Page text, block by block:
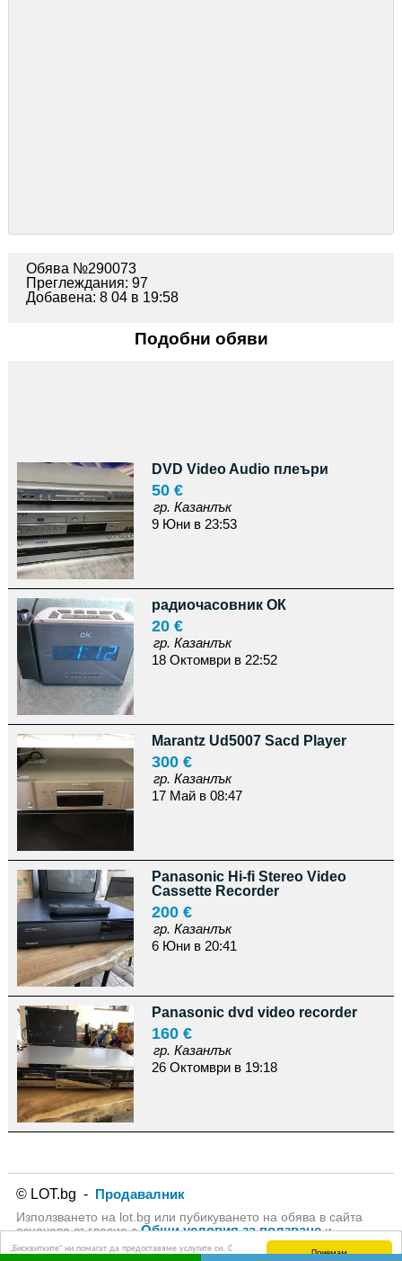
Приемам
„Бисквитките“ ни помагат да предоставяме услугите си. С
Обява №290073
Преглеждания: 97
Добавена: 8 04 в 19:58
Подобни обяви
DVD Video Audio плеъри
50 €
гр. Казанлък
9 Юни в 23:53
радиочасовник ОК
20 €
гр. Казанлък
18 Октомври в 22:52
Marantz Ud5007 Sacd Player
300 €
гр. Казанлък
17 Май в 08:47
Panasonic Hi-fi Stereo Video
Cassette Recorder
200 €
гр. Казанлък
6 Юни в 20:41
Panasonic dvd video recorder
160 €
гр. Казанлък
26 Октомври в 19:18
© LOT.bg - Продавалник
Използването на lot.bg или пубикуването на обява в сайта
означава съгласие сОбщи условия за ползванеи
Политика за личните даннина lot.bg